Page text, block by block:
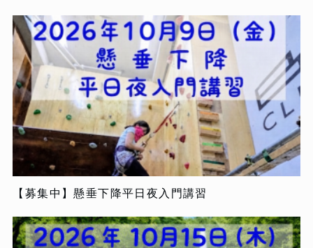
【募集中】懸垂下降平日夜入門講習